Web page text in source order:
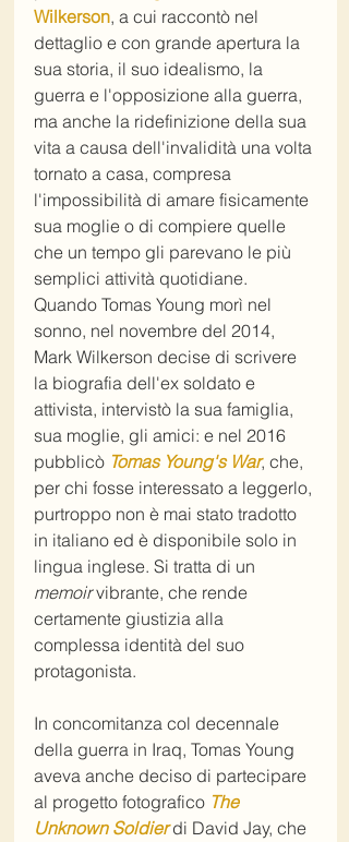
Wilkerson, a cui raccontò nel
dettaglio e con grande apertura la
sua storia, il suo idealismo, la
guerra e l'opposizione alla guerra,
ma anche la ridefinizione della sua
vita a causa dell'invalidità una volta
tornato a casa, compresa
l'impossibilità di amare fisicamente
sua moglie o di compiere quelle
che un tempo gli parevano le più
semplici attività quotidiane.
Quando Tomas Young morì nel
sonno, nel novembre del 2014,
Mark Wilkerson decise di scrivere
la biografia dell'ex soldato e
attivista, intervistò la sua famiglia,
sua moglie, gli amici: e nel 2016
pubblicò Tomas Young's War, che,
per chi fosse interessato a leggerlo,
purtroppo non è mai stato tradotto
in italiano ed è disponibile solo in
lingua inglese. Si tratta di un
memoir vibrante, che rende
certamente giustizia alla
complessa identità del suo
protagonista.
In concomitanza col decennale
della guerra in Iraq, Tomas Young
aveva anche deciso di partecipare
al progetto fotografico The
Unknown Soldier di David Jay, che